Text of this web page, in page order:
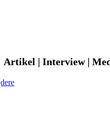
Artikel | Interview |